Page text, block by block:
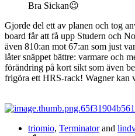
Bra Sickan😉
Gjorde del ett av planen och tog
board får att få upp Studern och
även 810:an mot 67:an som just
låter snäppet bättre: varmare och
förändring på kort sikt som även
frigöra ett HRS-rack! Wagner kan
triomio, Terminatorand